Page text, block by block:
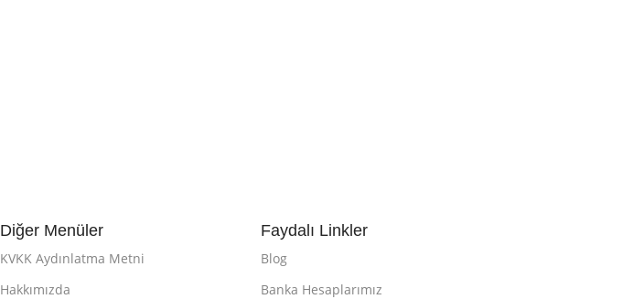
Diğer Menüler
KVKK Aydınlatma Metni
Hakkımızda
Faydalı Linkler
Blog
Banka Hesaplarımız